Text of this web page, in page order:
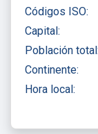
Códigos ISO:
Capital:
Población total:
Continente:
Hora local: